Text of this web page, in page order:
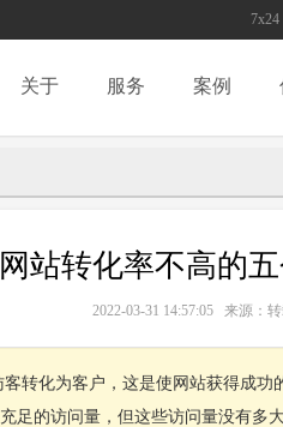
7x24
关于 服务 案例
网站转化率不高的
2022-03-31 14:57:05 来源：
转化为客户，这是使网站获得成
足的访问量，但这些访问量没有多